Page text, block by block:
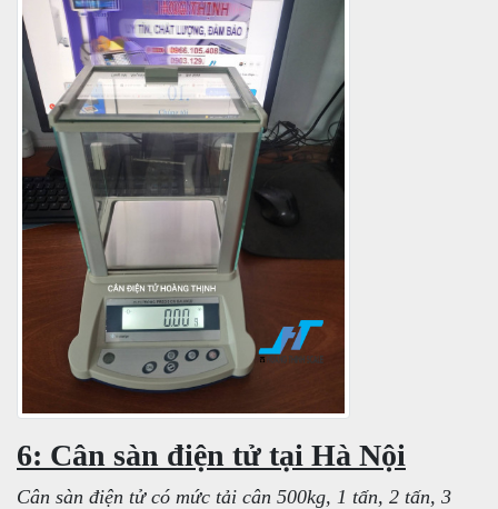
6: Cân sàn điện tử tại Hà Nội
Cân sàn điện tử có mức tải cân 500kg, 1 tấn, 2 tấn, 3